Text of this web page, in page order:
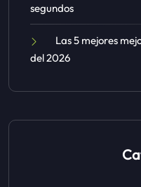
segundos
Las 5 mejores
del 2026